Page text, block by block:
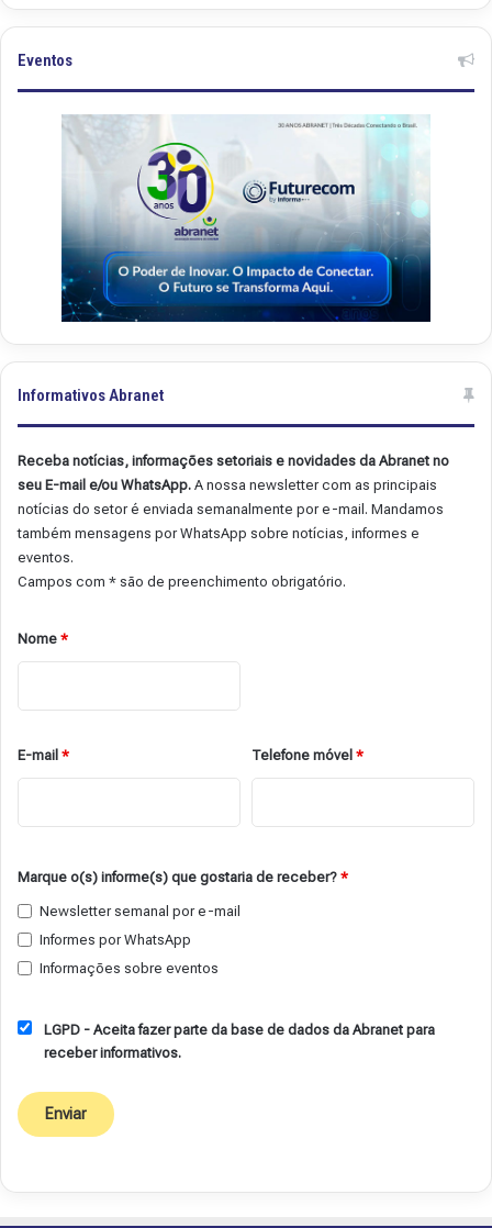
n
t
n
e
Eventos
Informativos Abranet
Receba notícias, informações setoriais e novidades da Abranet no
seu E-mail e/ou WhatsApp. A nossa newsletter com as principais
notícias do setor é enviada semanalmente por e-mail. Mandamos
também mensagens por WhatsApp sobre notícias, informes e
eventos.
Campos com * são de preenchimento obrigatório.
Nome *
E-mail * Telefone móvel*
Marque o(s) informe(s) que gostaria de receber? *
Newsletter semanal por e-mail
Informes por WhatsApp
Informações sobre eventos
LGPD - Aceita fazer parte da base de dados da Abranet para
receber informativos.